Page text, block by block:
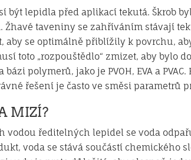
být lepidla před aplikací tekutá. Škrob
Žhavé taveniny se zahříváním stávají
aby se optimálně přiblížily k povrchu,
toto „rozpouštědlo“ zmizet, aby bylo
bázi polymerů, jako je PVOH, EVA a
řešení je často ve směsi parametrů
MIZÍ?
vodou ředitelných lepidel se voda
voda se stává součástí